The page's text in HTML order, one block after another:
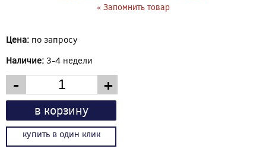
« Запомнить товар
Цена: по запросу
Наличие: 3-4 недели
- +
в корзину
купить в один клик